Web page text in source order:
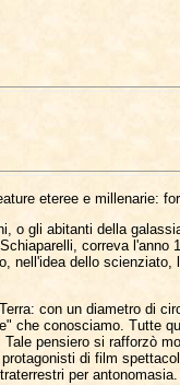
eteree e millenarie:
o gli abitanti della
correva
nell'idea dello
con un diametro di
che conosciamo. Tutte
pensiero si rafforzò
di film
per antonomasia.